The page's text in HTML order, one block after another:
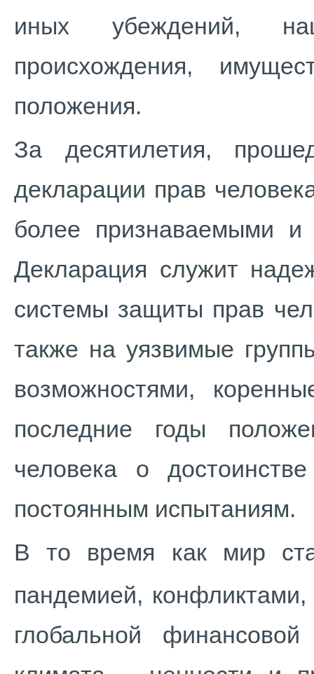
иных убеждений,
происхождения,
положения.
За десятилетия,
декларации прав
более признаваемыми
Декларация служит
системы защиты прав
также на уязвимые
возможностями,
последние годы
человека о
постоянным испытаниям.
В то время как мир
пандемией,
глобальной